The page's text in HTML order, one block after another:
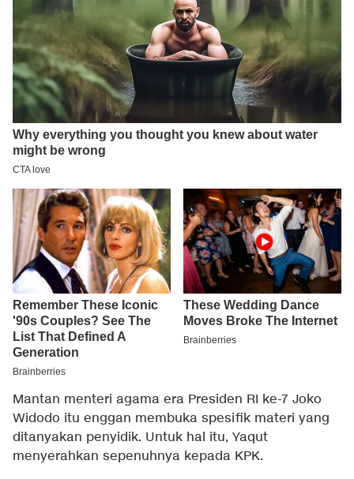
Mantan menteri agama era Presiden RI ke-7 Joko
Widodo itu enggan membuka spesifik materi yang
ditanyakan penyidik. Untuk hal itu, Yaqut
menyerahkan sepenuhnya kepada KPK.